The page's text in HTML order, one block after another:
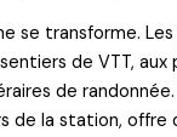
se transforme.
de VTT, aux
de
de la station, offre